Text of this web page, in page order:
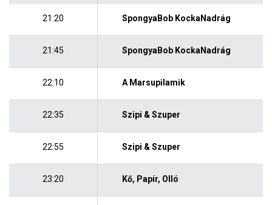
21:20 SpongyaBob KockaNadrág
21:45 SpongyaBob KockaNadrág
22:10 A Marsupilamik
22:35 Szipi & Szuper
22:55 Szipi & Szuper
23:20 Kő, Papír, Olló